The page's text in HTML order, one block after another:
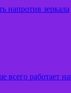
напротив зеркала
всего работает